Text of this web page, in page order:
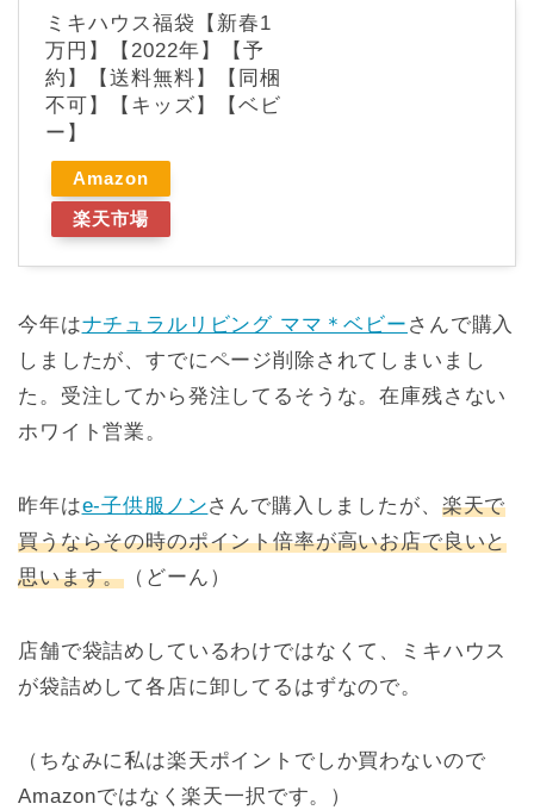
ミキハウス福袋【新春1
万円】【2022年】【予
約】【送料無料】【同梱
不可】【キッズ】【ベビ
ー】
Amazon
楽天市場
今年はナチュラルリビング ママ＊ベビー さんで購入
しましたが、すでにページ削除されてしまいまし
た。受注してから発注してるそうな。在庫残さない
ホワイト営業。
昨年はe-子供服ノンさんで購入しましたが、 楽天で
買うならその時のポイント倍率が高いお店で良いと
思います。 （どーん）
店舗で袋詰めしているわけではなくて、ミキハウス
が袋詰めして各店に卸してるはずなので。
（ちなみに私は楽天ポイントでしか買わないので
Amazonではなく楽天一択です。）